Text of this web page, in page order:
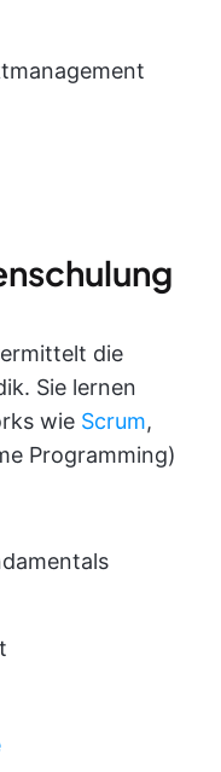
die
Sie lernen
wie Scrum,
Programming)